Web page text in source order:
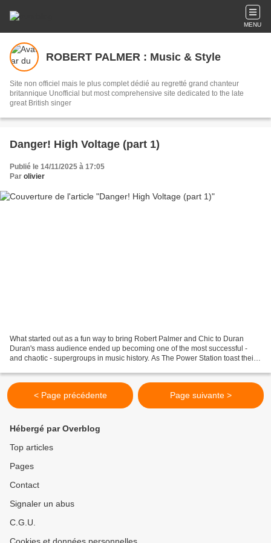
MENU
ROBERT PALMER : Music & Style
Site non officiel mais le plus complet dédié au regretté grand chanteur
britannique Unofficial but most comprehensive site dedicated to the late
great British singer
Danger! High Voltage (part 1)
Publié le 14/11/2025 à 17:05
Par olivier
What started out as a fun way to bring Robert Palmer and Chic to Duran
Duran's mass audience ended up becoming one of the most successful -
and chaotic - supergroups in music history. As The Power Station toast their
< Page précédente Page suivante >
Hébergé par Overblog
Top articles
Pages
Contact
Signaler un abus
C.G.U.